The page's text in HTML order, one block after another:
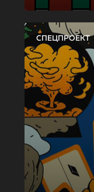
СПЕЦПРОЕКТ